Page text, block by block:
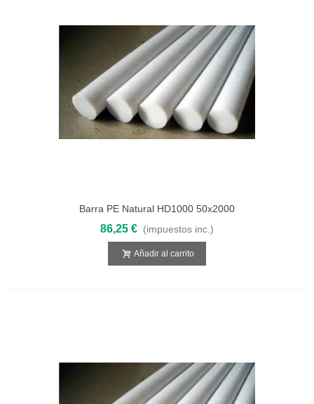
Barra PE Natural HD1000 50x2000
86,25 € (impuestos inc.)
Añadir al carrito